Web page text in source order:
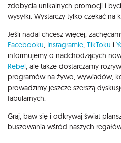
zdobycia unikalnych promocji i
wysyłki. Wystarczy tylko czekać na
Jeśli nadal chcesz więcej,
Facebooku Instagramie TikToku i
informujemy o nadchodzących
Rebel , ale także dostarczamy
programów na żywo, wywiadów,
prowadzimy jeszcze szerszą
fabularnych.
Graj, baw się i odkrywaj świat
buszowania wśród naszych